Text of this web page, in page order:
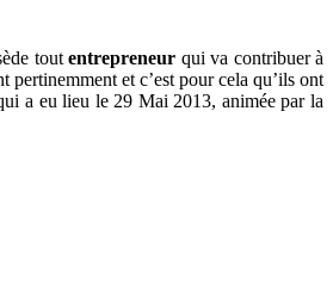
tout entrepreneur qui va contribuer à
pertinemment et c’est pour cela qu’ils ont
a eu lieu le 29 Mai 2013, animée par la